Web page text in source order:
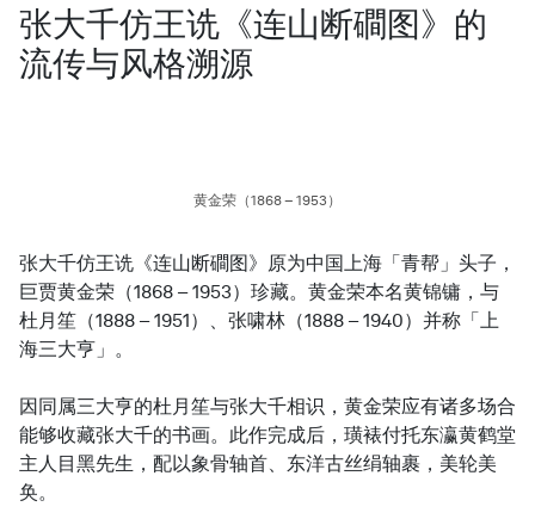
张大千仿王诜《连山断磵图》的
流传与风格溯源
黄金荣（1868 – 1953）
张大千仿王诜《连山断磵图》原为中国上海「青帮」头子，
巨贾黄金荣（1868 – 1953）珍藏。黄金荣本名黄锦镛，与
杜月笙（1888 – 1951）、张啸林（1888 – 1940）并称「上
海三大亨」。
因同属三大亨的杜月笙与张大千相识，黄金荣应有诸多场合
能够收藏张大千的书画。此作完成后，璜裱付托东瀛黄鹤堂
主人目黑先生，配以象骨轴首、东洋古丝绢轴裹，美轮美
奂。